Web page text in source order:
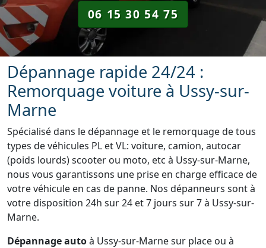
06 15 30 54 75
Dépannage rapide 24/24 :
Remorquage voiture à Ussy-sur-
Marne
Spécialisé dans le dépannage et le remorquage de tous
types de véhicules PL et VL: voiture, camion, autocar
(poids lourds) scooter ou moto, etc à Ussy-sur-Marne,
nous vous garantissons une prise en charge efficace de
votre véhicule en cas de panne. Nos dépanneurs sont à
votre disposition 24h sur 24 et 7 jours sur 7 à Ussy-sur-
Marne.
Dépannage autoà Ussy-sur-Marne sur place ou à